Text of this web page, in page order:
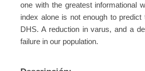
one with the greatest informational
index alone is not enough to
DHS. A reduction in varus, and a
failure in our population.